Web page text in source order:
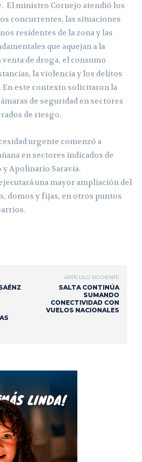
El ministro Cornejo atendió los
concurrentes, las situaciones
residentes de la zona y las
que aquejan a la
de droga, el consumo
la violencia y los delitos
En este contexto solicitaron la
de seguridad en sectores
de riesgo.
urgente comenzó a
en sectores indicados de
y Apolinario Saravia.
una mayor ampliación del
domos y fijas, en otros puntos
ARTÍCULO SIGUIENTE
SALTA CONTINÚA
SUMANDO
CONECTIVIDAD CON
VUELOS NACIONALES